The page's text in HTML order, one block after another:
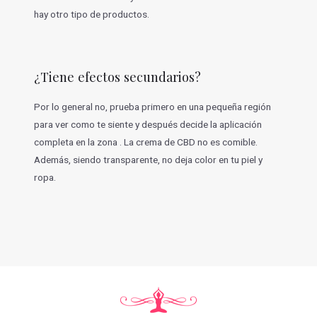
hay otro tipo de productos.
¿Tiene efectos secundarios?
Por lo general no, prueba primero en una pequeña región
para ver como te siente y después decide la aplicación
completa en la zona . La crema de CBD no es comible.
Además, siendo transparente, no deja color en tu piel y
ropa.